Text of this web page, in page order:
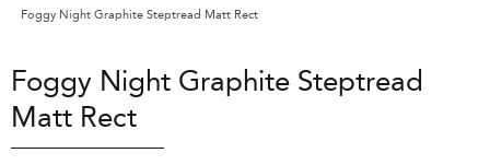
Foggy Night Graphite Steptread Matt Rect
Foggy Night Graphite Steptread
Matt Rect